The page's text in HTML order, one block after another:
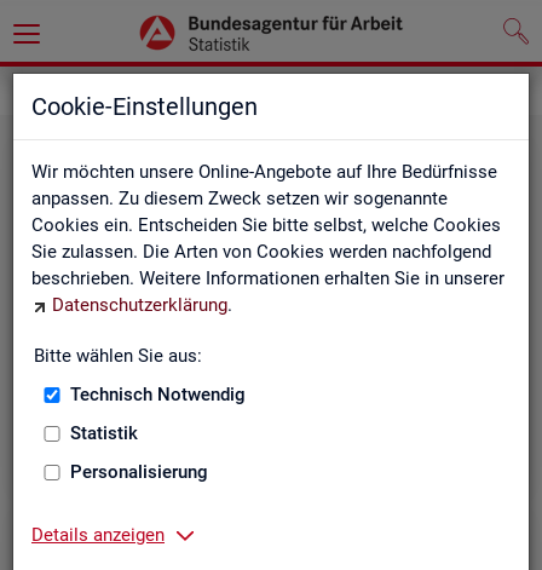
Cookie-Einstellungen
Wir möchten unsere Online-Angebote auf Ihre Bedürfnisse
anpassen. Zu diesem Zweck setzen wir sogenannte
Cookies ein. Entscheiden Sie bitte selbst, welche Cookies
Sie zulassen. Die Arten von Cookies werden nachfolgend
beschrieben. Weitere Informationen erhalten Sie in unserer
Datenschutzerklärung.
Bitte wählen Sie aus:
Technisch Notwendig
Statistik
Personalisierung
Details anzeigen
Die Kurzinformationen geben einen schnellen Überblick
über die Fachstatistiken der Statistik der BA.